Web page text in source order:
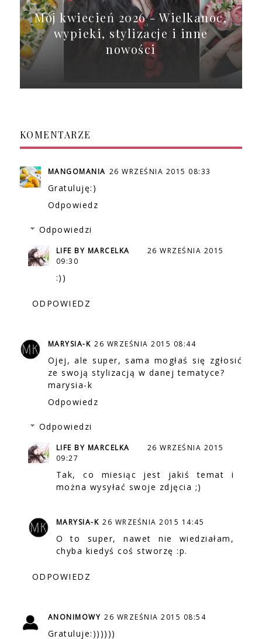
Mój kwiecień 2026 - Wielkanoc,
wypieki, stylizacje i inne
nowości
KOMENTARZE
MANGOMANIA 26 WRZEŚNIA 2015 08:33
Gratuluję:)
Odpowiedz
Odpowiedzi
LIFE BY MARCELKA
26 WRZEŚNIA 2015
09:30
:))
ODPOWIEDZ
MARYSIA-K 26 WRZEŚNIA 2015 08:44
Ojej, ale super, sama mogłaś się zgłosić
ze swoją stylizacją w danej tematyce?
marysia-k
Odpowiedz
Odpowiedzi
LIFE BY MARCELKA
26 WRZEŚNIA 2015
09:27
Tak, co miesiąc jest jakiś temat i
można wysyłać swoje zdjęcia ;)
MARYSIA-K 26 WRZEŚNIA 2015 14:45
O to super, nawet nie wiedziałam,
chyba kiedyś coś stworzę :p.
ODPOWIEDZ
ANONIMOWY 26 WRZEŚNIA 2015 08:54
Gratuluje:))))))